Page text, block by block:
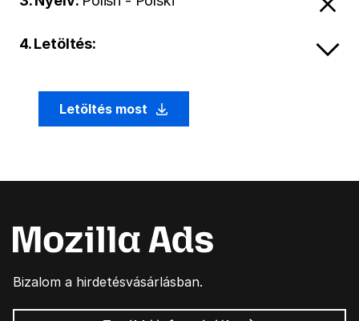
4. Letöltés:
Letöltés most
Bizalom a hirdetésvásárlásban.